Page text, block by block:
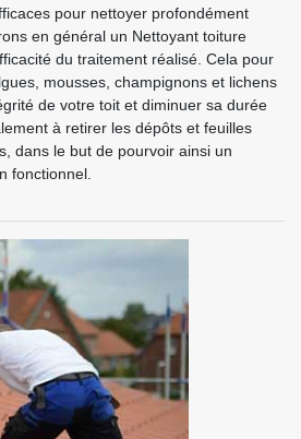
pour nettoyer profondément
en général un Nettoyant toiture
du traitement réalisé. Cela pour
mousses, champignons et lichens
de votre toit et diminuer sa durée
à retirer les dépôts et feuilles
dans le but de pourvoir ainsi un
fonctionnel.